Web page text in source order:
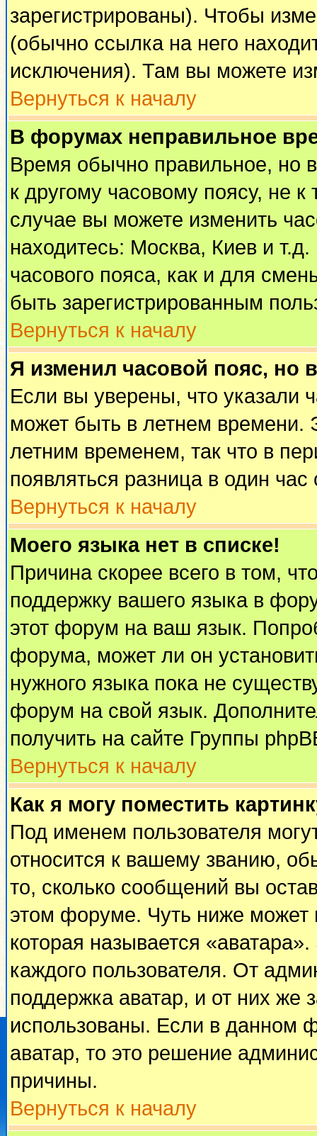
зарегистрированы). Чтобы
(обычно ссылка на него
исключения). Там вы можете
Вернуться к началу
В форумах неправильное
Время обычно правильное, но
к другому часовому поясу, не
случае вы можете изменить
находитесь: Москва, Киев и
часового пояса, как и для
быть зарегистрированным
Вернуться к началу
Я изменил часовой пояс, но
Если вы уверены, что указали
может быть в летнем времени.
летним временем, так что в
появляться разница в один
Вернуться к началу
Моего языка нет в списке!
Причина скорее всего в том,
поддержку вашего языка в
этот форум на ваш язык.
форума, может ли он
нужного языка пока не
форум на свой язык.
получить на сайте Группы
Вернуться к началу
Как я могу поместить
Под именем пользователя
относится к вашему званию,
то, сколько сообщений вы
этом форуме. Чуть ниже может
которая называется
каждого пользователя. От
поддержка аватар, и от них же
использованы. Если в данном
аватар, то это решение
причины.
Вернуться к началу